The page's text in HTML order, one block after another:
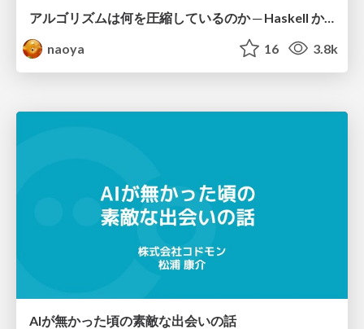
アルゴリズムは何を圧縮しているのか ─ Haskell から育った「圧縮代数」というメンタルモデル
naoya
16 3.8k
AIが無かった頃の素敵な出会いの話